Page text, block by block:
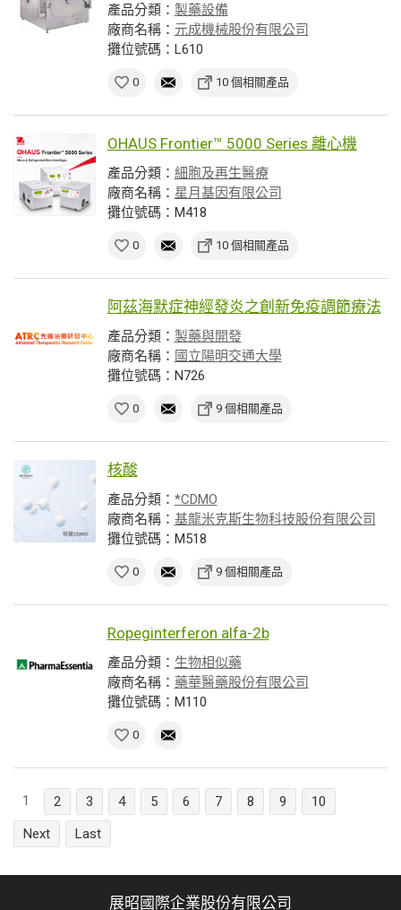
產品分類： 製藥設備
廠商名稱： 元成機械股份有限公司
攤位號碼：L610
0 10 個相關產品
OHAUS Frontier™ 5000 Series 離心機
產品分類： 細胞及再生醫療
廠商名稱： 星月基因有限公司
攤位號碼：M418
0 10 個相關產品
阿茲海默症神經發炎之創新免疫調節療法
產品分類： 製藥與開發
廠商名稱： 國立陽明交通大學
攤位號碼：N726
0 9 個相關產品
核酸
產品分類： *CDMO
廠商名稱： 基龍米克斯生物科技股份有限公司
攤位號碼：M518
0 9 個相關產品
Ropeginterferon alfa-2b
產品分類： 生物相似藥
廠商名稱： 藥華醫藥股份有限公司
攤位號碼：M110
0
1 2 3 4 5 6 7 8 9
10
Next
Last
展昭國際企業股份有限公司